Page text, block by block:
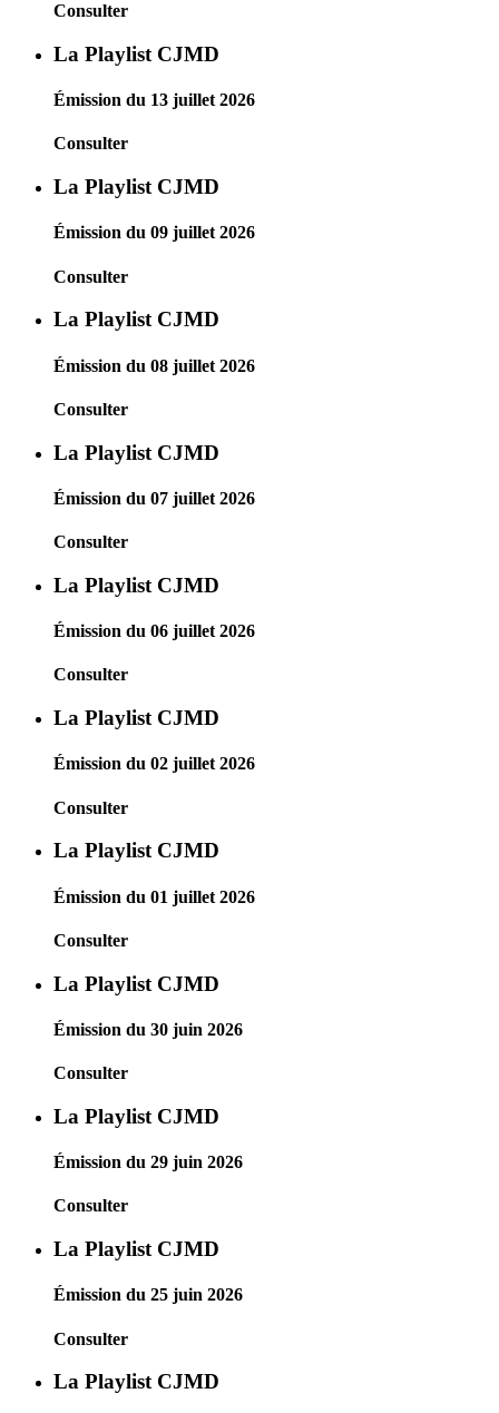
Consulter
La Playlist CJMD
Émission du 13 juillet 2026
Consulter
La Playlist CJMD
Émission du 09 juillet 2026
Consulter
La Playlist CJMD
Émission du 08 juillet 2026
Consulter
La Playlist CJMD
Émission du 07 juillet 2026
Consulter
La Playlist CJMD
Émission du 06 juillet 2026
Consulter
La Playlist CJMD
Émission du 02 juillet 2026
Consulter
La Playlist CJMD
Émission du 01 juillet 2026
Consulter
La Playlist CJMD
Émission du 30 juin 2026
Consulter
La Playlist CJMD
Émission du 29 juin 2026
Consulter
La Playlist CJMD
Émission du 25 juin 2026
Consulter
La Playlist CJMD